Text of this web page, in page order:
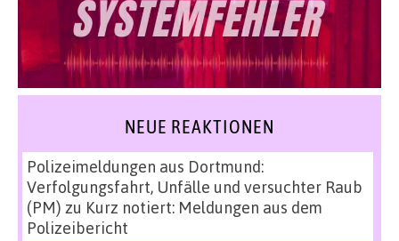
NEUE REAKTIONEN
Polizeimeldungen aus Dortmund:
Verfolgungsfahrt, Unfälle und versuchter Raub
(PM) zu Kurz notiert: Meldungen aus dem
Polizeibericht